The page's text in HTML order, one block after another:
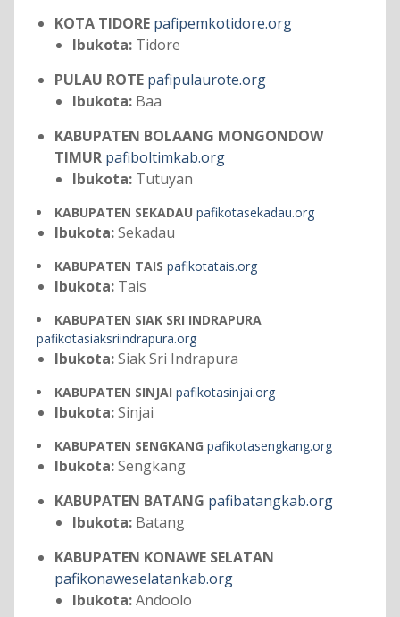
KOTA TIDORE pafipemkotidore.org
Ibukota:Tidore
PULAU ROTE pafipulaurote.org
Ibukota:Baa
KABUPATEN BOLAANG MONGONDOW
TIMUR pafiboltimkab.org
Ibukota:Tutuyan
KABUPATEN SEKADAU pafikotasekadau.org
Ibukota:Sekadau
KABUPATEN TAIS pafikotatais.org
Ibukota:Tais
KABUPATEN SIAK SRI INDRAPURA
pafikotasiaksriindrapura.org
Ibukota:Siak Sri Indrapura
KABUPATEN SINJAI pafikotasinjai.org
Ibukota:Sinjai
KABUPATEN SENGKANG pafikotasengkang.org
Ibukota:Sengkang
KABUPATEN BATANG pafibatangkab.org
Ibukota:Batang
KABUPATEN KONAWE SELATAN
pafikonaweselatankab.org
Ibukota:Andoolo